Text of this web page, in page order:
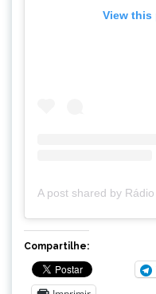
View this
Compartilhe: